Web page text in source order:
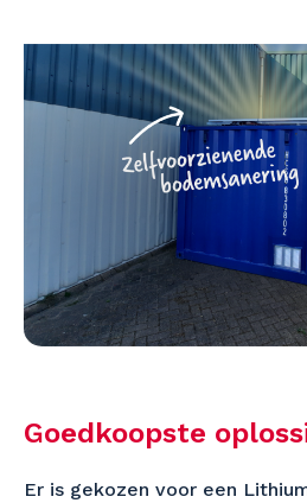
Goedkoopste
Er is gekozen voor een